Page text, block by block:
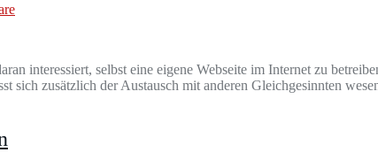
interessiert, selbst eine eigene Webseite im Internet zu
sich zusätzlich der Austausch mit anderen Gleichgesinnten